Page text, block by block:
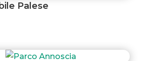
Palese